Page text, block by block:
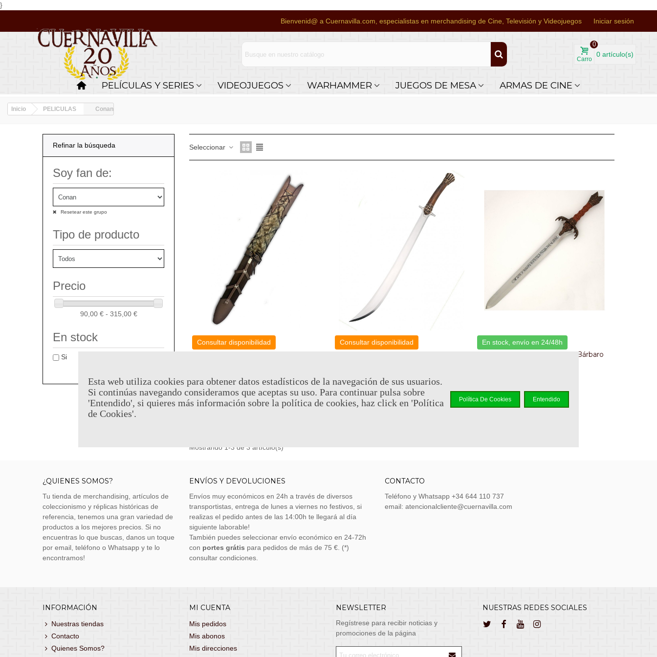
}
Bienvenid@ a Cuernavilla.com, especialistas en merchandising de Cine, Televisión y Videojuegos Iniciar sesión
Carro
0
0 artículo(s)
PELÍCULAS Y SERIES VIDEOJUEGOS WARHAMMER JUEGOS DE MESA ARMAS DE CINE
Inicio PELICULAS Conan
Refinar la búsqueda
Soy fan de:
Resetear este grupo
Tipo de producto
Precio
90,00 € - 315,00 €
En stock
Si
Seleccionar
Consultar disponibilidad
Referencia: CON5400
99,95 € (impuestos inc.)
Consultar disponibilidad
Referencia: CON5397
214,95 € (impuestos inc.)
En stock, envío en 24/48h
Espada Del Padre - Conan El Bárbaro
299,95 € (impuestos inc.)
Mostrando 1-3 de 3 artículo(s)
¿QUIENES SOMOS?
Tu tienda de merchandising, artículos de
coleccionismo y réplicas históricas de
referencia, tenemos una gran variedad de
productos a los mejores precios. Si no
encuentras lo que buscas, danos un toque
por email, teléfono o Whatsapp y te lo
encontramos!
ENVÍOS Y DEVOLUCIONES
Envíos muy económicos en 24h a través de diversos
transportistas, entrega de lunes a viernes no festivos, si
realizas el pedido antes de las 14:00h te llegará al día
siguiente laborable!
También puedes seleccionar envío económico en 24-72h
con portes grátis para pedidos de más de 75 €. (*)
consultar condiciones.
CONTACTO
Teléfono y Whatsapp +34 644 110 737
email: atencionalcliente@cuernavilla.com
INFORMACIÓN
Nuestras tiendas
Contacto
Quienes Somos?
MI CUENTA
Mis pedidos
Mis abonos
Mis direcciones
NEWSLETTER
Regístrese para recibir noticias y
promociones de la página
NUESTRAS REDES SOCIALES
Esta web utiliza cookies para obtener datos estadísticos de la navegación de sus usuarios.
Si continúas navegando consideramos que aceptas su uso. Para continuar pulsa sobre
'Entendido', si quieres más información sobre la política de cookies, haz click en 'Política
de Cookies'.
Política De Cookies Entendido